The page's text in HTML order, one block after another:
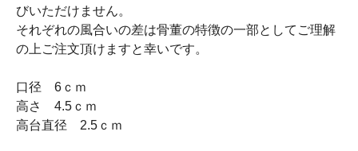
びいただけません。
それぞれの風合いの差は骨董の特徴の一部としてご理解
の上ご注文頂けますと幸いです。
口径 6ｃｍ
高さ 4.5ｃｍ
高台直径 2.5ｃｍ